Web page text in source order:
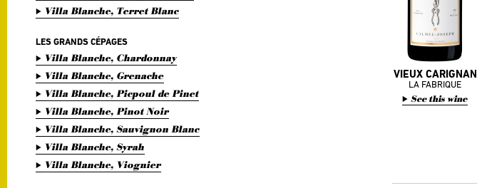
Villa Blanche, Terret Blanc
LES GRANDS CÉPAGES
Villa Blanche, Chardonnay
Villa Blanche, Grenache
Villa Blanche, Picpoul de Pinet
Villa Blanche, Pinot Noir
Villa Blanche, Sauvignon Blanc
Villa Blanche, Syrah
Villa Blanche, Viognier
VIEUX CARIGNAN
LA FABRIQUE
See this wine